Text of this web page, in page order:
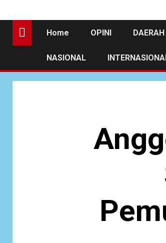
Home OPINI DAERAH
NASIONAL